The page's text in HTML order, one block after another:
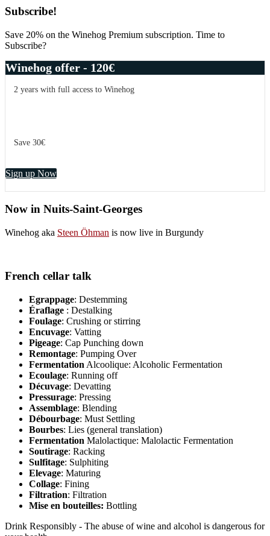
Primary
Sidebar
Subscribe!
Save 20% on the Winehog Premium subscription. Time to
Subscribe?
Winehog offer - 120€
2 years with full access to Winehog
Save 30€
Sign up Now
Now in Nuits-Saint-Georges
Winehog aka Steen Öhman is now live in Burgundy
French cellar talk
Egrappage: Destemming
Éraflage : Destalking
Foulage: Crushing or stirring
Encuvage: Vatting
Pigeage: Cap Punching down
Remontage: Pumping Over
Fermentation Alcoolique: Alcoholic Fermentation
Ecoulage: Running off
Décuvage: Devatting
Pressurage: Pressing
Assemblage: Blending
Débourbage: Must Settling
Bourbes: Lies (general translation)
Fermentation Malolactique: Malolactic Fermentation
Soutirage: Racking
Sulfitage: Sulphiting
Elevage: Maturing
Collage: Fining
Filtration: Filtration
Mise en bouteilles: Bottling
Drink Responsibly - The abuse of wine and alcohol is dangerous for